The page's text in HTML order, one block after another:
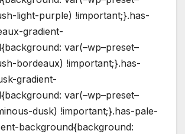
light-purple) !important;}.has-
gradient-
var(–wp–preset–
bordeaux) !important;}.has-
gradient-
var(–wp–preset–
dusk) !important;}.has-pale-
background{background: